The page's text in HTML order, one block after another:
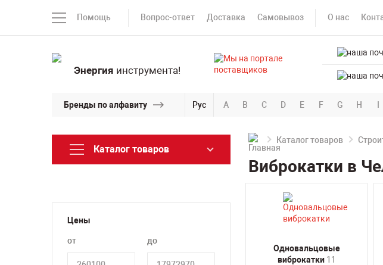
Помощь Вопрос-ответ Доставка Самовывоз О нас
Энергия инструмента!
Бренды по алфавиту Рус A B C D E F G H I
Каталог товаров
Цены
от до
Каталог товаров
Виброкатки в
Одновальцовые
виброкатки 11